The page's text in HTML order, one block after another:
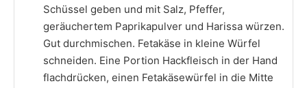
Schüssel geben und mit Salz, Pfeffer,
geräuchertem Paprikapulver und Harissa würzen.
Gut durchmischen. Fetakäse in kleine Würfel
schneiden. Eine Portion Hackfleisch in der Hand
flachdrücken, einen Fetakäsewürfel in die Mitte